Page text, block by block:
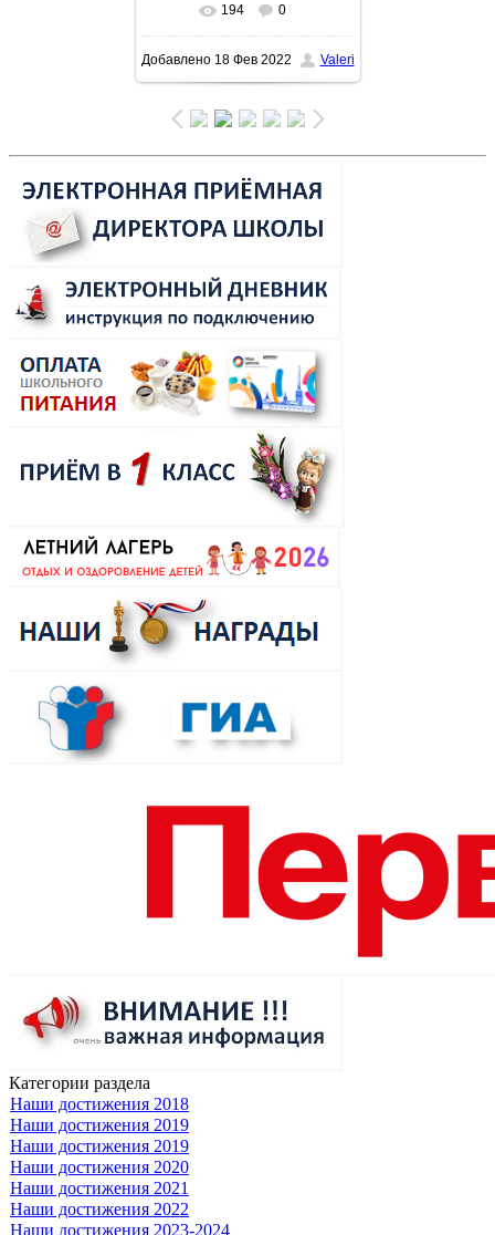
В реальном размере
1131x1600/ 216.1Kb
194 0
Добавлено18 Фев 2022 Valeri
Категории раздела
Наши достижения 2018
Наши достижения 2019
Наши достижения 2019
Наши достижения 2020
Наши достижения 2021
Наши достижения 2022
Наши достижения 2023-2024